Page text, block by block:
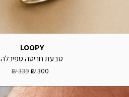
LOOPY
טבעת חריטה ספירלה
300 ₪
339 ₪